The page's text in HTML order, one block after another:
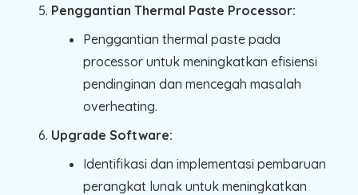
Penggantian Thermal Paste Processor:
Penggantian thermal paste pada
processor untuk meningkatkan efisiensi
pendinginan dan mencegah masalah
overheating.
Upgrade Software:
Identifikasi dan implementasi pembaruan
perangkat lunak untuk meningkatkan